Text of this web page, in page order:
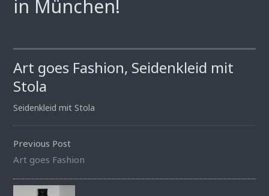
in München!
Art goes Fashion, Seidenkleid mit
Stola
Seidenkleid mit Stola
Previous Post
Art goes Fashion